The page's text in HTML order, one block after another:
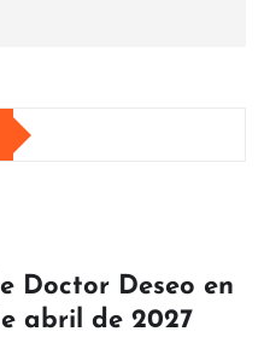
Doctor Deseo en
abril de 2027